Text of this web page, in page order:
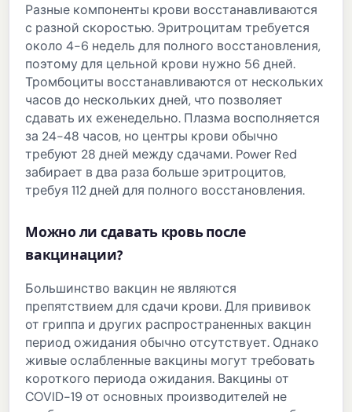
Разные компоненты крови восстанавливаются
с разной скоростью. Эритроцитам требуется
около 4-6 недель для полного восстановления,
поэтому для цельной крови нужно 56 дней.
Тромбоциты восстанавливаются от нескольких
часов до нескольких дней, что позволяет
сдавать их еженедельно. Плазма восполняется
за 24-48 часов, но центры крови обычно
требуют 28 дней между сдачами. Power Red
забирает в два раза больше эритроцитов,
требуя 112 дней для полного восстановления.
Можно ли сдавать кровь после
вакцинации?
Большинство вакцин не являются
препятствием для сдачи крови. Для прививок
от гриппа и других распространенных вакцин
период ожидания обычно отсутствует. Однако
живые ослабленные вакцины могут требовать
короткого периода ожидания. Вакцины от
COVID-19 от основных производителей не